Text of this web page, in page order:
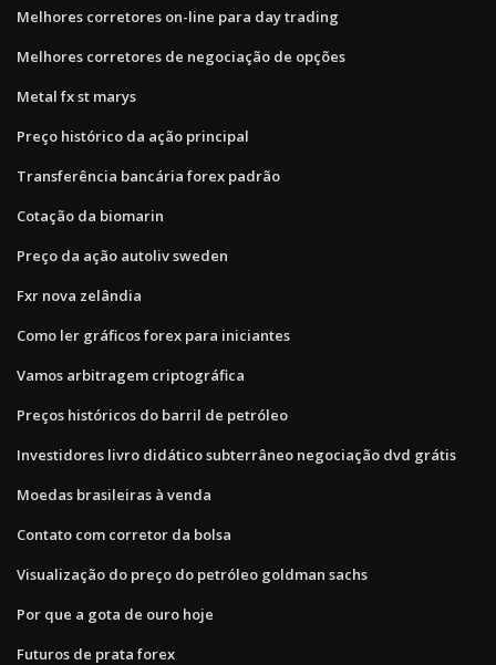
Melhores corretores on-line para day trading
Melhores corretores de negociação de opções
Metal fx st marys
Preço histórico da ação principal
Transferência bancária forex padrão
Cotação da biomarin
Preço da ação autoliv sweden
Fxr nova zelândia
Como ler gráficos forex para iniciantes
Vamos arbitragem criptográfica
Preços históricos do barril de petróleo
Investidores livro didático subterrâneo negociação dvd grátis
Moedas brasileiras à venda
Contato com corretor da bolsa
Visualização do preço do petróleo goldman sachs
Por que a gota de ouro hoje
Futuros de prata forex